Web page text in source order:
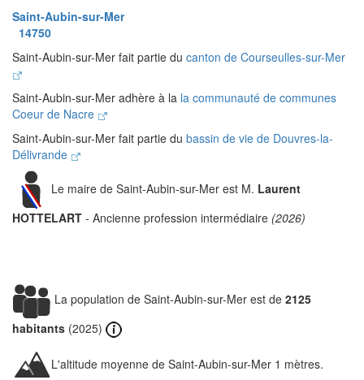
Saint-Aubin-sur-Mer
14750
Saint-Aubin-sur-Mer fait partie du canton de Courseulles-sur-Mer
Saint-Aubin-sur-Mer adhère à la la communauté de communes
Coeur de Nacre
Saint-Aubin-sur-Mer fait partie du bassin de vie de Douvres-la-
Délivrande
Le maire de Saint-Aubin-sur-Mer est M. Laurent
HOTTELART - Ancienne profession intermédiaire (2026)
La population de Saint-Aubin-sur-Mer est de 2125
habitants (2025)
L'altitude moyenne de Saint-Aubin-sur-Mer 1 mètres.